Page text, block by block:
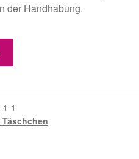
der Handhabung.
1